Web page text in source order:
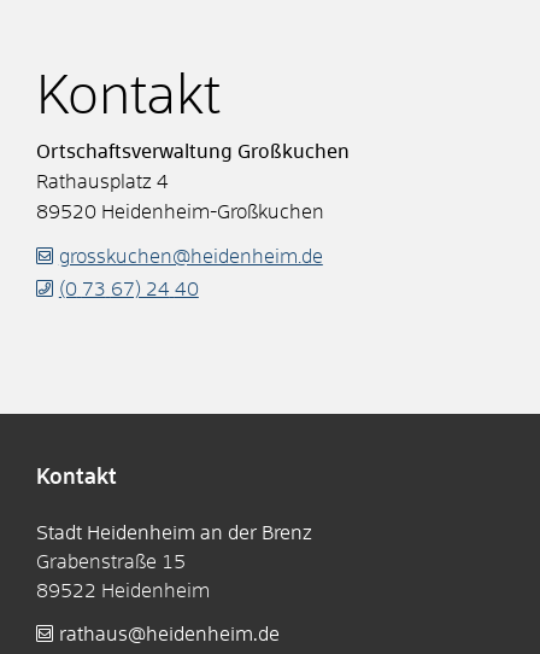
Kontakt
Ortschaftsverwaltung Großkuchen
Rathausplatz 4
89520 Heidenheim-Großkuchen
grosskuchen@heidenheim.de
(0 73 67) 24 40
Kontakt
Stadt Heidenheim an der Brenz
Grabenstraße 15
89522 Heidenheim
rathaus@heidenheim.de